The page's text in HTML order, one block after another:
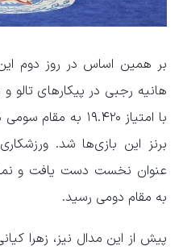
هانیه رجبی در پیکارهای تالو
با امتیاز ۱۹.۴۲۰
به مقام دومی رسید.
پیش از این مدال نیز، زهرا